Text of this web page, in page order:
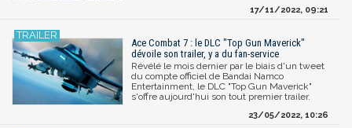
17/11/2022, 09:21
Ace Combat 7 : le DLC "Top Gun Maverick"
dévoile son trailer, y a du fan-service
Révélé le mois dernier par le biais d'un tweet
du compte officiel de Bandai Namco
Entertainment, le DLC "Top Gun Maverick"
s'offre aujourd'hui son tout premier trailer.
23/05/2022, 10:26